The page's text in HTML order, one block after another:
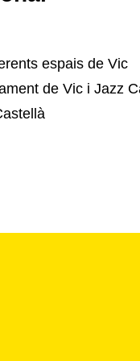
espais de Vic
de Vic i Jazz